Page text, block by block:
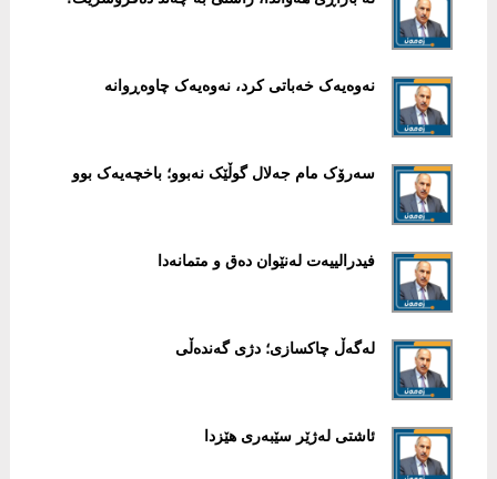
نەوەیەک خەباتی کرد، نەوەیەک چاوەڕوانە
سەرۆک مام جەلال گوڵێک نەبوو؛ باخچەیەک بوو
فیدرالییەت لەنێوان دەق و متمانەدا
لەگەڵ چاکسازی؛ دژی گەندەڵی
ئاشتی لەژێر سێبەری هێزدا